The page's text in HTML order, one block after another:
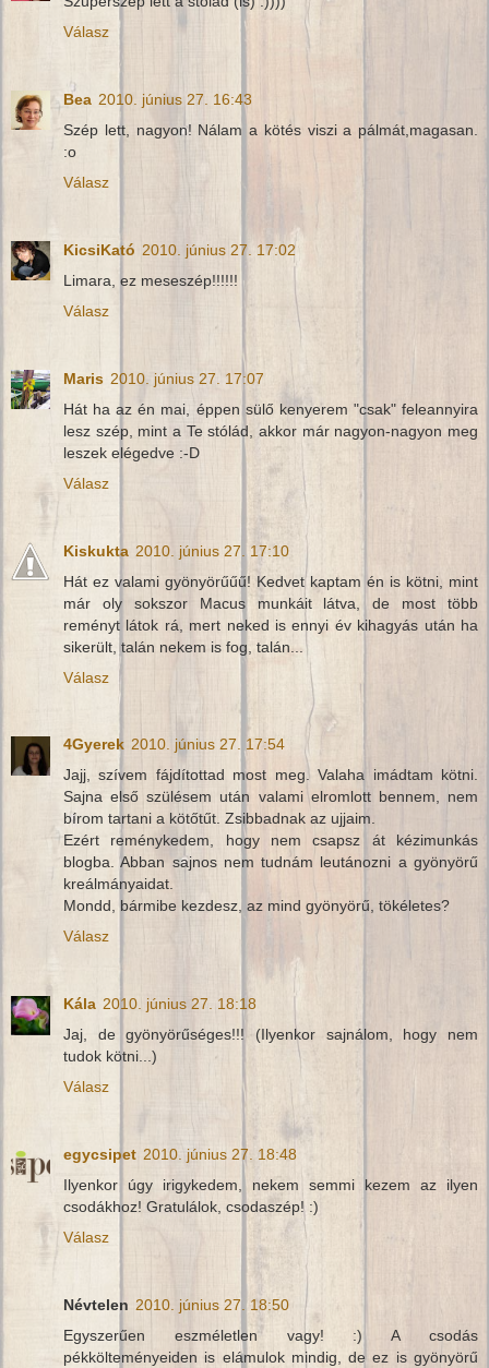
Válasz
Bea 2010. június 27. 16:43
Szép lett, nagyon! Nálam a kötés viszi a pálmát,magasan.
:o
Válasz
KicsiKató 2010. június 27. 17:02
Limara, ez meseszép!!!!!!
Válasz
Maris 2010. június 27. 17:07
Hát ha az én mai, éppen sülő kenyerem "csak" feleannyira
lesz szép, mint a Te stólád, akkor már nagyon-nagyon meg
leszek elégedve :-D
Válasz
Kiskukta 2010. június 27. 17:10
Hát ez valami gyönyörűűű! Kedvet kaptam én is kötni, mint
már oly sokszor Macus munkáit látva, de most több
reményt látok rá, mert neked is ennyi év kihagyás után ha
sikerült, talán nekem is fog, talán...
Válasz
4Gyerek 2010. június 27. 17:54
Jajj, szívem fájdítottad most meg. Valaha imádtam kötni.
Sajna első szülésem után valami elromlott bennem, nem
bírom tartani a kötőtűt. Zsibbadnak az ujjaim.
Ezért reménykedem, hogy nem csapsz át kézimunkás
blogba. Abban sajnos nem tudnám leutánozni a gyönyörű
kreálmányaidat.
Mondd, bármibe kezdesz, az mind gyönyörű, tökéletes?
Válasz
Kála 2010. június 27. 18:18
Jaj, de gyönyörűséges!!! (Ilyenkor sajnálom, hogy nem
tudok kötni...)
Válasz
egycsipet 2010. június 27. 18:48
Ilyenkor úgy irigykedem, nekem semmi kezem az ilyen
csodákhoz! Gratulálok, csodaszép! :)
Válasz
Névtelen 2010. június 27. 18:50
Egyszerűen eszméletlen vagy! :) A csodás
pékkölteményeiden is elámulok mindig, de ez is gyönyörű